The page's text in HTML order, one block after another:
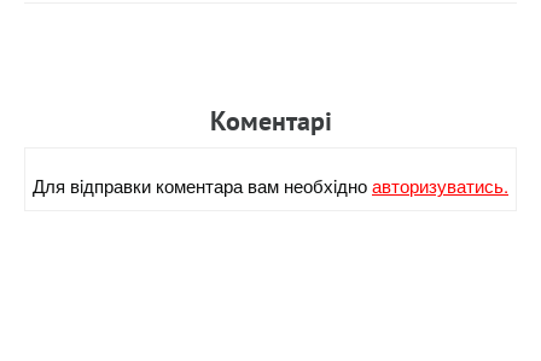
Коментарi
Для вiдправки коментара вам необхiдноавторизуватись.